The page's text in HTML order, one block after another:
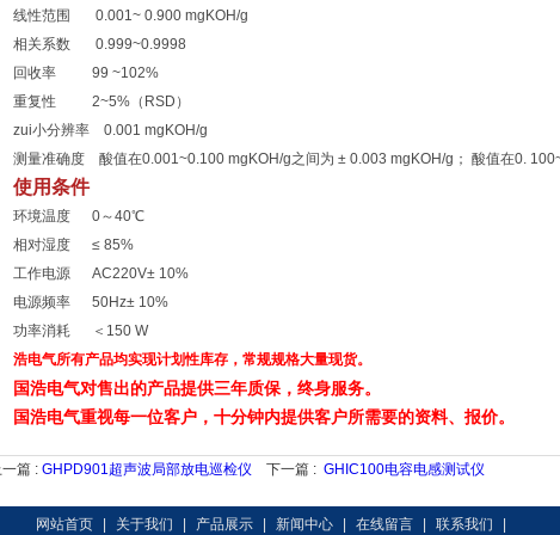
线性范围 0.001~ 0.900 mgKOH/g
相关系数 0.999~0.9998
回收率 99 ~102%
重复性 2~5%（RSD）
zui小分辨率 0.001 mgKOH/g
测量准确度 酸值在0.001~0.100 mgKOH/g之间为 ± 0.003 mgKOH/g； 酸值在0.
使用条件
环境温度 0～40℃
相对湿度 ≤ 85%
工作电源 AC220V± 10%
电源频率 50Hz± 10%
功率消耗 ＜150 W
浩电气所有产品均实现计划性库存，常规规格大量现货。
国浩电气对售出的产品提供三年质保，终身服务。
国浩电气重视每一位客户，十分钟内提供客户所需要的资料、报价。
篇 : GHPD901超声波局部放电巡检仪 下一篇 : GHIC100电容电感测试仪
网站首页 关于我们 产品展示 新闻中心 在线留言 联系我们